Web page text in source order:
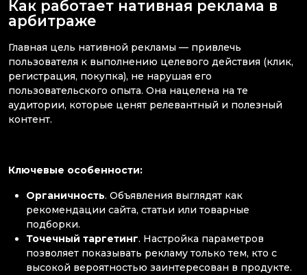
Как работает нативная реклама в
арбитраже
Главная цель нативной рекламы — привлечь
пользователя к выполнению целевого действия (клик,
регистрация, покупка), не нарушая его
пользовательского опыта. Она нацелена на те
аудитории, которые ценят релевантный и полезный
контент.
Ключевые особенности:
Органичность. Объявления выглядят как
рекомендации сайта, статьи или товарные
подборки.
Точечный таргетинг. Настройка параметров
позволяет показывать рекламу только тем, кто с
высокой вероятностью заинтересован в продукте.